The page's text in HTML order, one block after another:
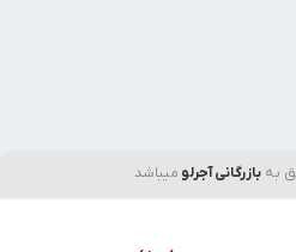
بهبازرگانی آجرلو میباشد
در انبار